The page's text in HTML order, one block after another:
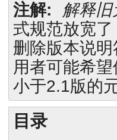
注解
解释
式规范放宽
删除版本说
用者可能希
小于2.1版的
目录